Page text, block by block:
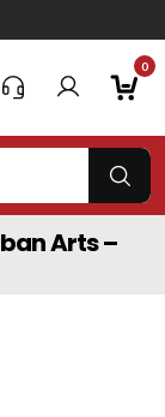
0
Arts –